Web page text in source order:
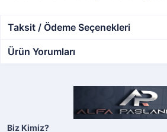
Taksit / Ödeme Seçenekleri
Ürün Yorumları
Biz Kimiz?